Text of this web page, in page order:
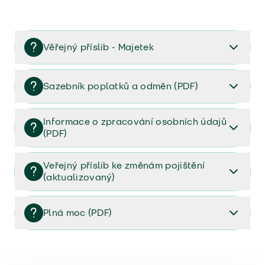
Věřejný příslib - Majetek
Věřejný příslib majetek 2023
Sazebník poplatků a odměn (PDF)
Sazebník poplatků a odměn (PDF)
Informace o zpracování osobních údajů
(PDF)
Informace o zpracování osobních údajů (PDF)
Veřejný příslib ke změnám pojištění
(aktualizovaný)
Veřejný příslib ke změnám pojištění (aktualizovaný)
Plná moc (PDF)